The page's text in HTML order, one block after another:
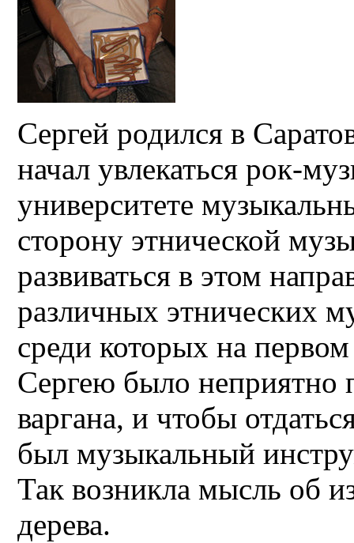
Сергей родился в
начал увлекаться рок-
университете
сторону этнической
развиваться в этом
различных этнических
среди которых на
Сергею было неприятно
варгана, и чтобы
был музыкальный
Так возникла мысль об
дерева.